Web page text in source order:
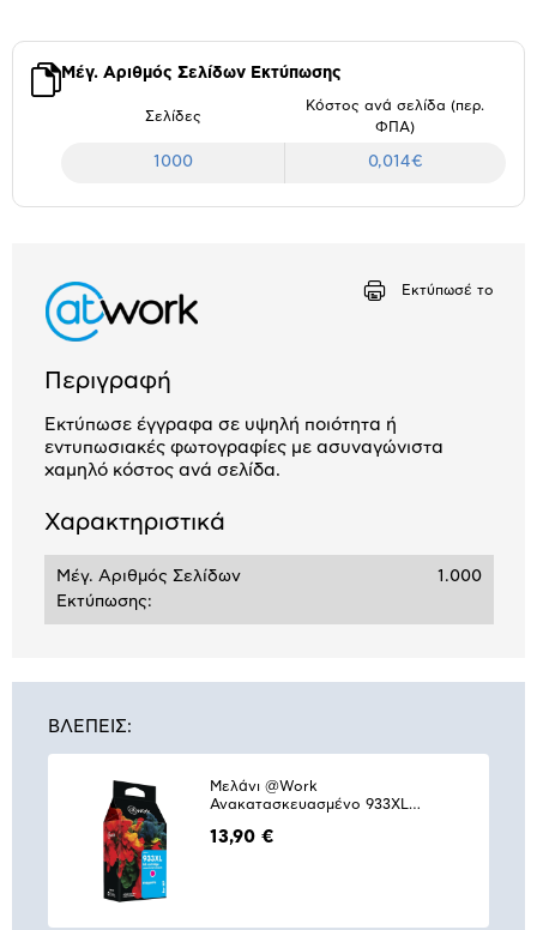
Μέγ. Αριθμός Σελίδων Εκτύπωσης
Σελίδες
Κόστος ανά σελίδα (περ.
ΦΠΑ)
1000 0,014€
Εκτύπωσέ το
Περιγραφή
Εκτύπωσε έγγραφα σε υψηλή ποιότητα ή
εντυπωσιακές φωτογραφίες με ασυναγώνιστα
χαμηλό κόστος ανά σελίδα.
Χαρακτηριστικά
Μέγ. Αριθμός Σελίδων
Εκτύπωσης:
1.000
ΒΛΕΠΕΙΣ:
Μελάνι @Work
Ανακατασκευασμένο 933XL
13,90 €